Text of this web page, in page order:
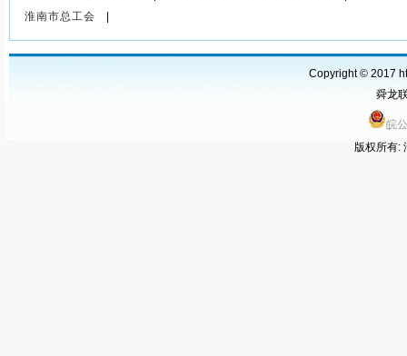
会议
淮南市总工会
|
Copyright © 2017
舜龙
皖
版权所有: